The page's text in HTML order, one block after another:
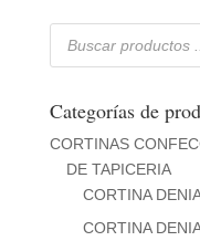
desde
2,50€
Búsqueda
productos
Categorías de
CORTINAS
DE TAPICERIA
CORTINA
CORTINA